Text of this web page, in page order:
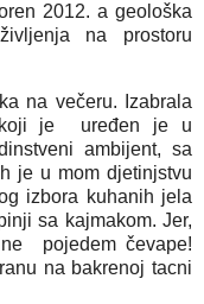
2012. a geološka
na prostoru
na večeru. Izabrala
koji je  uređen je u
ambijent, sa
je u mom djetinjstvu
izbora kuhanih jela
sa kajmakom. Jer,
pojedem čevape!
na bakrenoj tacni